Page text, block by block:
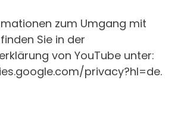
zum Umgang mit
Sie in der
von YouTube unter:
privacy?hl=de.